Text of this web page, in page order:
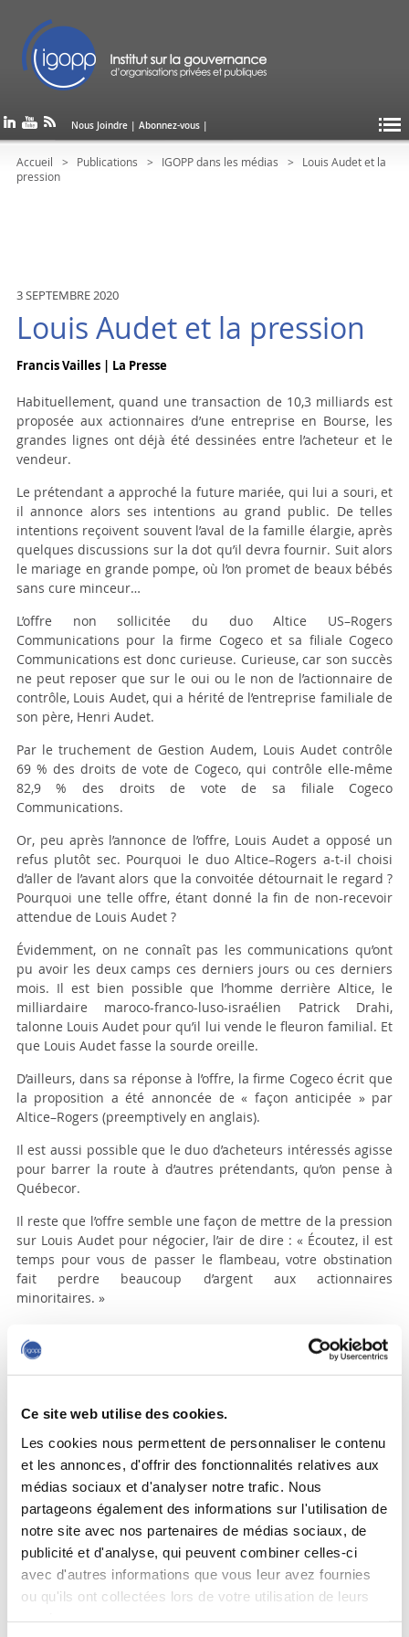
Ce site web utilise des cookies.
Les cookies nous permettent de personnaliser le contenu
et les annonces, d'offrir des fonctionnalités relatives aux
médias sociaux et d'analyser notre trafic. Nous
partageons également des informations sur l'utilisation de
notre site avec nos partenaires de médias sociaux, de
publicité et d'analyse, qui peuvent combiner celles-ci
avec d'autres informations que vous leur avez fournies
ou qu'ils ont collectées lors de votre utilisation de leurs
Nous Joindre |Abonnez-vous |
Accueil Publications IGOPP dans les médias
Louis Audet et la
pression
3 SEPTEMBRE 2020
Louis Audet et la pression
Francis Vailles | La Presse
Habituellement, quand une transaction de 10,3 milliards est
proposée aux actionnaires d’une entreprise en Bourse, les
grandes lignes ont déjà été dessinées entre l’acheteur et le
vendeur.
Le prétendant a approché la future mariée, qui lui a souri, et
il annonce alors ses intentions au grand public. De telles
intentions reçoivent souvent l’aval de la famille élargie, après
quelques discussions sur la dot qu’il devra fournir. Suit alors
le mariage en grande pompe, où l’on promet de beaux bébés
sans cure minceur…
L’offre non sollicitée du duo Altice US–Rogers
Communications pour la firme Cogeco et sa filiale Cogeco
Communications est donc curieuse. Curieuse, car son succès
ne peut reposer que sur le oui ou le non de l’actionnaire de
contrôle, Louis Audet, qui a hérité de l’entreprise familiale de
son père, Henri Audet.
Par le truchement de Gestion Audem, Louis Audet contrôle
69 % des droits de vote de Cogeco, qui contrôle elle-même
82,9 % des droits de vote de sa filiale Cogeco
Communications.
Or, peu après l’annonce de l’offre, Louis Audet a opposé un
refus plutôt sec. Pourquoi le duo Altice–Rogers a-t-il choisi
d’aller de l’avant alors que la convoitée détournait le regard ?
Pourquoi une telle offre, étant donné la fin de non-recevoir
attendue de Louis Audet ?
Évidemment, on ne connaît pas les communications qu’ont
pu avoir les deux camps ces derniers jours ou ces derniers
mois. Il est bien possible que l’homme derrière Altice, le
milliardaire maroco-franco-luso-israélien Patrick Drahi,
talonne Louis Audet pour qu’il lui vende le fleuron familial. Et
que Louis Audet fasse la sourde oreille.
D’ailleurs, dans sa réponse à l’offre, la firme Cogeco écrit que
la proposition a été annoncée de « façon anticipée » par
Altice–Rogers (preemptivelyen anglais).
Il est aussi possible que le duo d’acheteurs intéressés agisse
pour barrer la route à d’autres prétendants, qu’on pense à
Québecor.
Il reste que l’offre semble une façon de mettre de la pression
sur Louis Audet pour négocier, l’air de dire : « Écoutez, il est
temps pour vous de passer le flambeau, votre obstination
fait perdre beaucoup d’argent aux actionnaires
minoritaires. »
indirectement que 10 % du capital-actions de Cogeco, mais
des actions de Cogeco – dont Rogers – d’un gain appréciable.
actions, mais 82,9 % des votes).
Il n’est pas impossible, cela dit, que Louis Audet finisse par
céder, après avoir fait monter les enchères et mobilisé le
Tout-Québec inc.
Certes, le gestionnaire a maintes fois repoussé les avances
de la torontoise Rogers Communications, qui détient
aujourd’hui 41 % des actions de Cogeco. Il y a deux ans, au
sujet des conjectures sur la possibilité de vendre à Rogers, il
déclarait que les analystes qui faisaient une telle lecture